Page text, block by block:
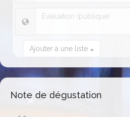
Ajouter à une liste
Note de dégustation